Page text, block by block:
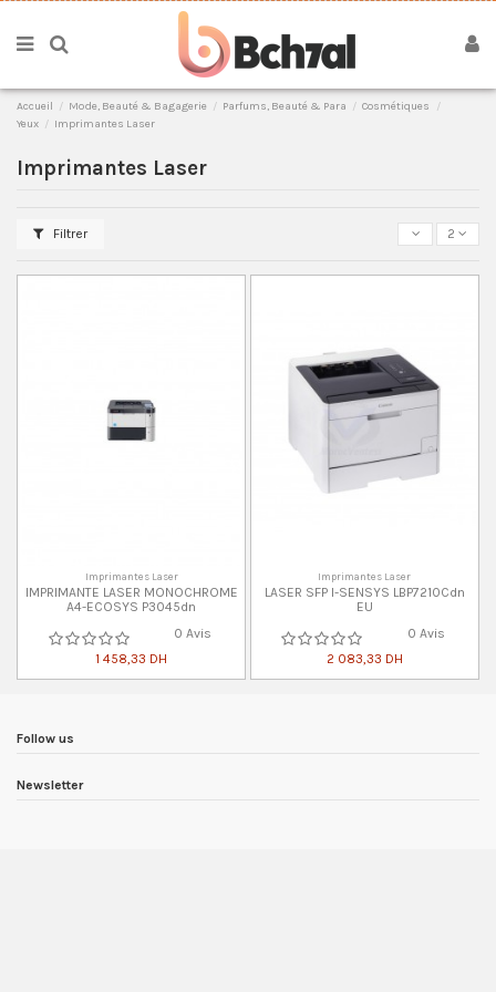
Accueil Mode, Beauté & Bagagerie Parfums, Beauté & Para
Cosmétiques
Yeux
Imprimantes Laser
Imprimantes Laser
Filtrer 2
Imprimantes Laser
IMPRIMANTE LASER MONOCHROME
A4-ECOSYS P3045dn
0 Avis
1 458,33 DH
Imprimantes Laser
LASER SFP I-SENSYS LBP7210Cdn
EU
0 Avis
2 083,33 DH
Follow us
Newsletter